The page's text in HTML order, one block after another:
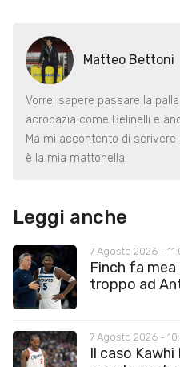
Matteo Bettoni
Vorrei sapere passare la
acrobazia come Belinelli e
Ma mi accontento di
è la mia mattonella.
Leggi anche
7 Agosto 2026 -
Finch fa
troppo ad
7 Agosto 2026 -
Il caso Kawhi